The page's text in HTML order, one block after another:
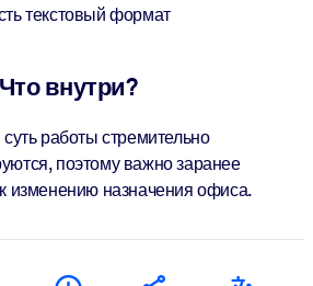
текстовый формат
Что внутри?
работы стремительно
поэтому важно заранее
к изменению назначения офиса.